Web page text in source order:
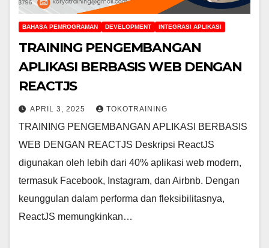
BAHASA PEMROGRAMAN DEVELOPMENT INTEGRASI APLIKASI
TRAINING PENGEMBANGAN
APLIKASI BERBASIS WEB DENGAN
REACTJS
APRIL 3, 2025 TOKOTRAINING
TRAINING PENGEMBANGAN APLIKASI BERBASIS
WEB DENGAN REACTJS Deskripsi ReactJS
digunakan oleh lebih dari 40% aplikasi web modern,
termasuk Facebook, Instagram, dan Airbnb. Dengan
keunggulan dalam performa dan fleksibilitasnya,
ReactJS memungkinkan…